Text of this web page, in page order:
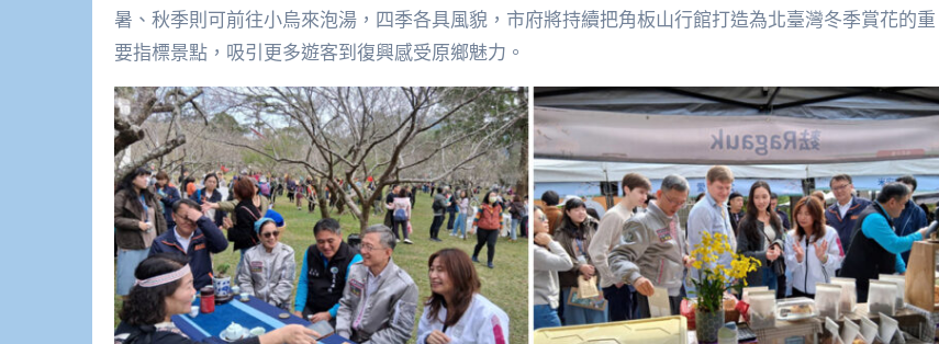
暑、秋季則可前往小烏來泡湯，四季各具風貌，市府將持續把角板山行館打造為北臺灣冬季賞花的重
要指標景點，吸引更多遊客到復興感受原鄉魅力。